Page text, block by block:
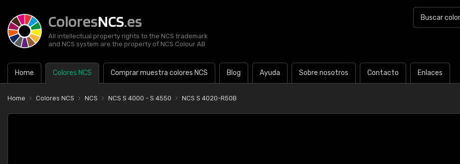
ColoresNCS.es
All intellectual property rights to the NCS trademark
and NCS system are the property of NCS Colour AB
Home Colores NCS Comprar muestra colores NCS Blog Ayuda Sobre nosotros Contacto Enlaces
Home Colores NCS NCS NCS S 4000 - S 4550 NCS S 4020-R50B